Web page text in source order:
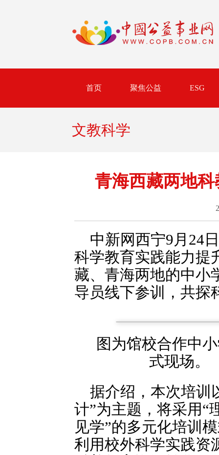
首页 聚焦公益 ESG
文教科学
青海西藏两地
中新网西宁9月24
科学教育实践能力提
藏、青海两地的中小
导员线下参训，共探
图为馆校合作中
式现场
据介绍，本次培训
计”为主题，将采用“
见学”的多元化培训
利用校外科学实践资